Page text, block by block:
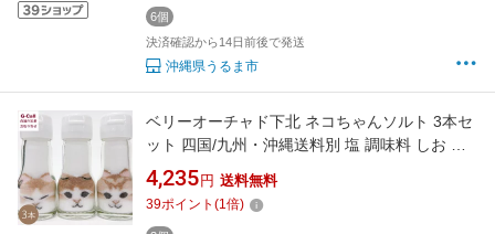
6個
決済確認から14日前後で発送
沖縄県うるま市
ベリーオーチャド下北 ネコちゃんソルト 3本セ
ット 四国/九州・沖縄送料別 塩 調味料 しお 天
然色塩 ソルトアート かわいい 猫 ねこ 生産者直
送 手作り 天然
4,235 円 送料無料
39ポイント (1倍)